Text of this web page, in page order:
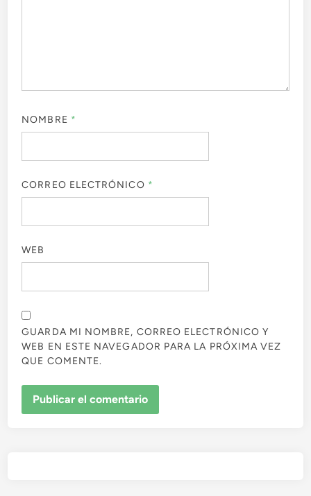
NOMBRE *
CORREO ELECTRÓNICO *
WEB
GUARDA MI NOMBRE, CORREO ELECTRÓNICO Y
WEB EN ESTE NAVEGADOR PARA LA PRÓXIMA VEZ
QUE COMENTE.